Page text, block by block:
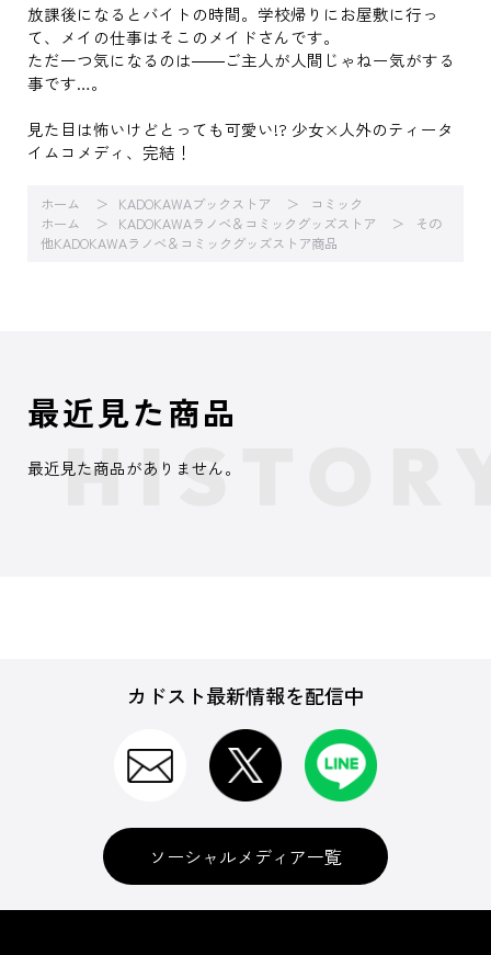
放課後になるとバイトの時間。学校帰りにお屋敷に行っ
て、メイの仕事はそこのメイドさんです。
ただ一つ気になるのは――ご主人が人間じゃねー気がする
事です…。
見た目は怖いけどとっても可愛い!? 少女×人外のティータ
イムコメディ、完結！
ホーム KADOKAWAブックストア
コミック
ホーム
KADOKAWAラノベ＆コミックグッズストア
その
他KADOKAWAラノベ＆コミックグッズストア商品
最近見た商品
最近見た商品がありません。
カドスト最新情報を配信中
ソーシャルメディア一覧